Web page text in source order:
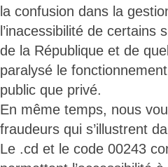
la confusion dans la
l’inacessibilité de
de la République et de
paralysé le
public que privé.
En même temps, nous
fraudeurs qui s’illustrent
Le .cd et le code 00243